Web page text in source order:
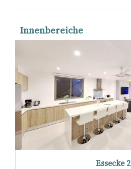
Innenbereiche
Essecke 2